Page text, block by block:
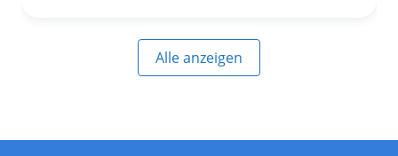
Alle anzeigen